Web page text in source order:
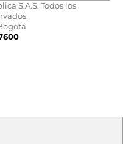
S.A.S. Todos los